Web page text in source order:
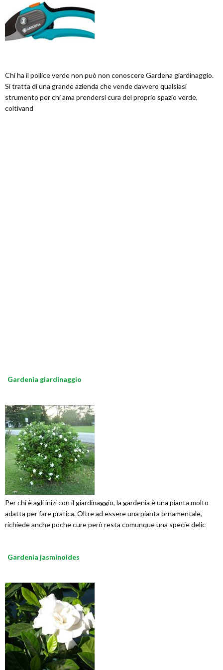
Chi ha il pollice verde non può non conoscere Gardena giardinaggio.
Si tratta di una grande azienda che vende davvero qualsiasi
strumento per chi ama prendersi cura del proprio spazio verde,
coltivand
Gardenia giardinaggio
Per chi è agli inizi con il giardinaggio, la gardenia è una pianta molto
adatta per fare pratica. Oltre ad essere una pianta ornamentale,
richiede anche poche cure però resta comunque una specie delic
Gardenia jasminoides